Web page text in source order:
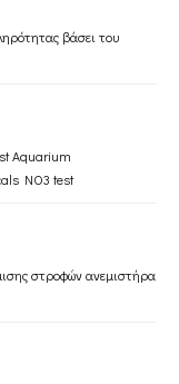
βάσει του
Aquarium
NO3 test
στροφών ανεμιστήρα